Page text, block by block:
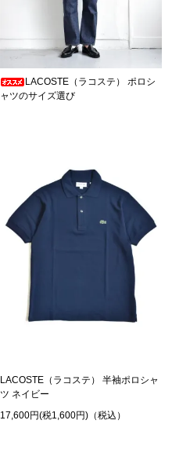
LACOSTE（ラコステ） ポロシ
ャツのサイズ選び
LACOSTE（ラコステ） 半袖ポロシャ
ツ ネイビー
17,600円(税1,600円)（税込）